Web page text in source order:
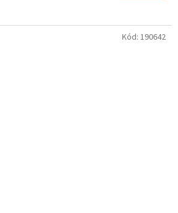
Kód: 190642